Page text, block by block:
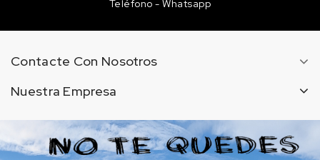
Teléfono - Whatsapp
Contacte Con Nosotros
Nuestra Empresa